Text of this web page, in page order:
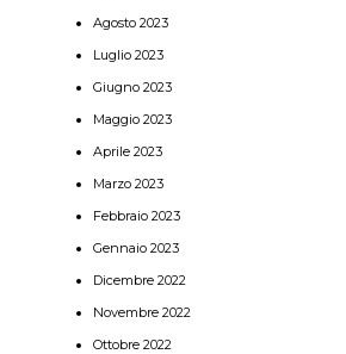
Agosto 2023
Luglio 2023
Giugno 2023
Maggio 2023
Aprile 2023
Marzo 2023
Febbraio 2023
Gennaio 2023
Dicembre 2022
Novembre 2022
Ottobre 2022